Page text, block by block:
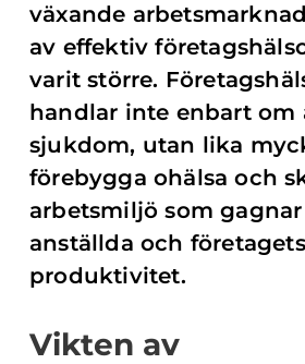
växande
av effektiv
varit större.
handlar inte enbart om
sjukdom, utan lika
förebygga ohälsa och
arbetsmiljö som
anställda och företagets
produktivitet.
Vikten av